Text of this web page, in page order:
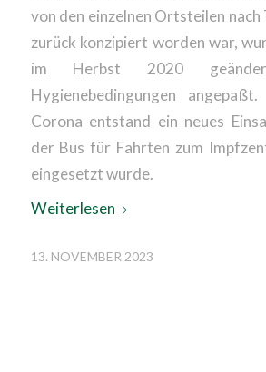
von den einzelnen Ortsteilen nach
zurück konzipiert worden war,
im Herbst 2020
Hygienebedingungen
Corona entstand ein neues
der Bus für Fahrten zum
eingesetzt wurde.
Weiterlesen
13. NOVEMBER 2023